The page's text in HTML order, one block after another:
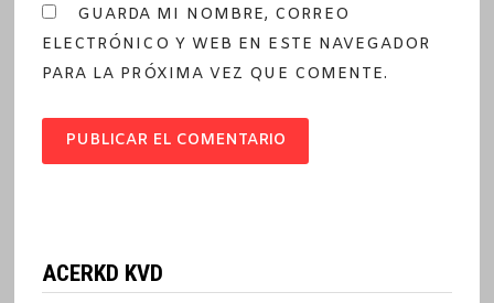
GUARDA MI NOMBRE, CORREO
ELECTRÓNICO Y WEB EN ESTE NAVEGADOR
PARA LA PRÓXIMA VEZ QUE COMENTE.
ACERKD KVD